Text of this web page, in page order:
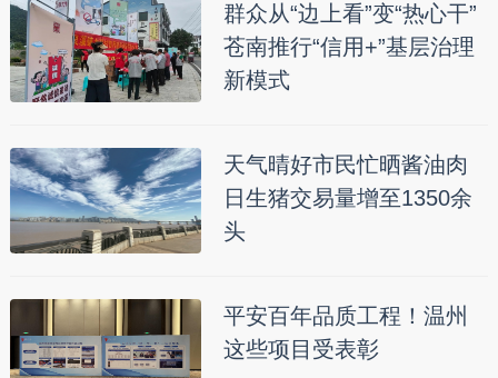
群众从“边上看”变“热心干”
苍南推行“信用+”基层治理
新模式
天气晴好市民忙晒酱油肉
日生猪交易量增至1350余
头
平安百年品质工程！温州
这些项目受表彰